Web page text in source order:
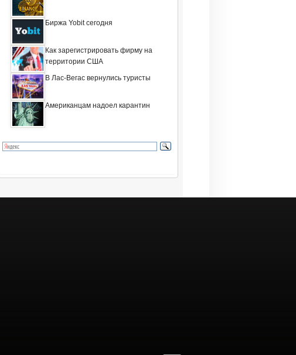
Биржа Yobit сегодня
Как зарегистрировать фирму на
территории США
В Лас-Вегас вернулись туристы
Американцам надоел карантин